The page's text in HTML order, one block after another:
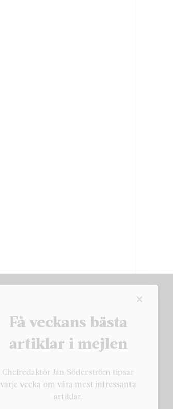
Få veckans bästa
artiklar i mejlen
Chefredaktör Jan Söderström tipsar
varje vecka om våra mest intressanta
artiklar.
Få veckans bästa
artiklar på mejlen